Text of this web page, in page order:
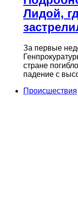
Лидой,
За первые
стране
падение с
Происшествия